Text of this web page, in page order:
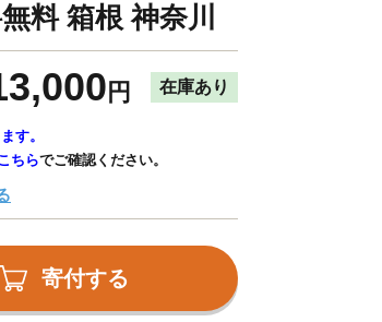
料 箱根 神奈川
円 在庫あり
す。
ちらでご確認ください。
寄付する